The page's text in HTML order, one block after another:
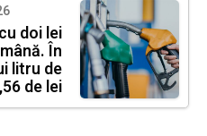
doi lei
În
litru de
de lei